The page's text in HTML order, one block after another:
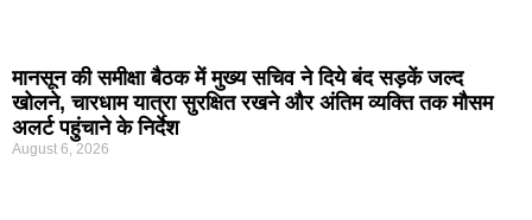
मानसून की समीक्षा बैठक में मुख्य सचिव ने दिये बंद सड़कें जल्द
खोलने, चारधाम यात्रा सुरक्षित रखने और अंतिम व्यक्ति तक मौसम
अलर्ट पहुंचाने के निर्देश
August 6, 2026